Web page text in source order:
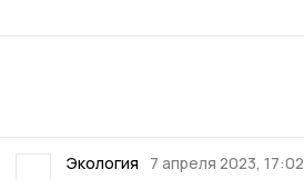
Экология 7 апреля 2023, 17:02